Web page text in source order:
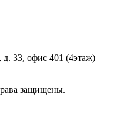
д. 33, офис 401 (4этаж)
защищены.